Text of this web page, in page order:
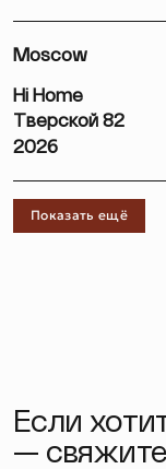
Moscow
Hi Home
Тверской 82
2026
Показать ещё
Если
—